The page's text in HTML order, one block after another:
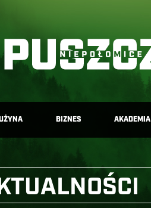
BIZNES AKADEMIA